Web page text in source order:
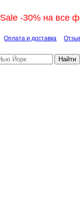
Sale -30% на все
Оплата и доставка
Найти